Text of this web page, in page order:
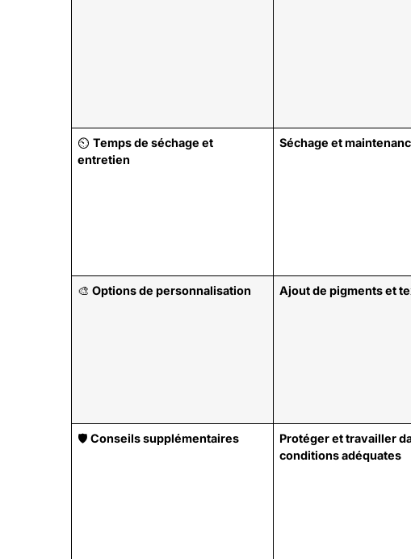
⏲️Temps de séchage et
entretien
Séchage et
🎨Options de personnalisation Ajout de pigments et
🛡️Conseils supplémentaires
Protéger et travailler
conditions adéquates